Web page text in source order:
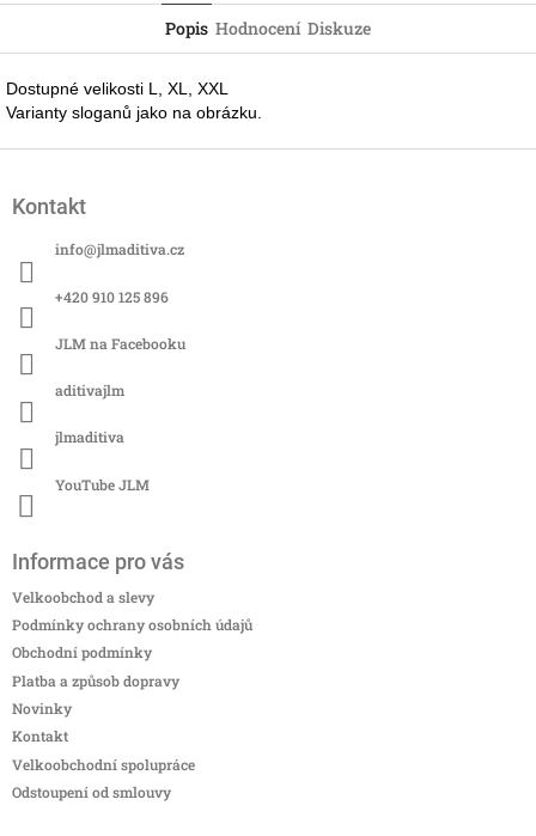
Popis Hodnocení Diskuze
Dostupné velikosti L, XL, XXL
Varianty sloganů jako na obrázku.
Kontakt
info@jlmaditiva.cz
+420 910 125 896
JLM na Facebooku
aditivajlm
jlmaditiva
YouTube JLM
Informace pro vás
Velkoobchod a slevy
Podmínky ochrany osobních údajů
Obchodní podmínky
Platba a způsob dopravy
Novinky
Kontakt
Velkoobchodní spolupráce
Odstoupení od smlouvy